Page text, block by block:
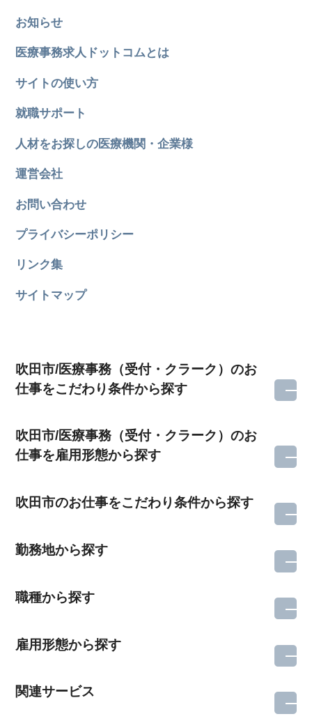
お知らせ
医療事務求人ドットコムとは
サイトの使い方
就職サポート
人材をお探しの医療機関・企業様
運営会社
お問い合わせ
プライバシーポリシー
リンク集
サイトマップ
吹田市/医療事務（受付・クラーク）のお
仕事をこだわり条件から探す
吹田市/医療事務（受付・クラーク）のお
仕事を雇用形態から探す
吹田市のお仕事をこだわり条件から探す
勤務地から探す
職種から探す
雇用形態から探す
関連サービス